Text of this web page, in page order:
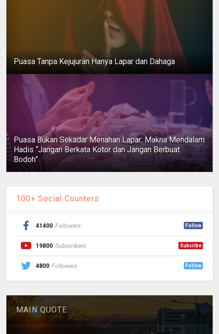
Puasa Tanpa Kejujuran Hanya Lapar dan Dahaga
Puasa Bukan Sekadar Menahan Lapar: Makna Mendalam
Hadis “Jangan Berkata Kotor dan Jangan Berbuat
Bodoh”
100+ Social Counters
41400 Followers Follow
19800 Subscribers Subcribe
4800 Followers Follow
MAIN QUOTE